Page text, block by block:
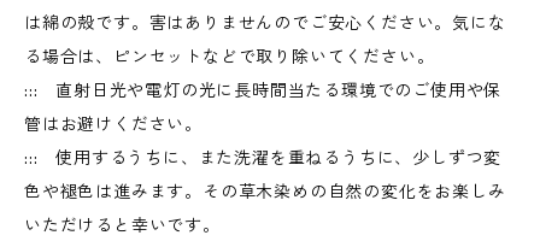
は綿の殻です。害はありませんのでご安心ください。気にな
る場合は、ピンセットなどで取り除いてください。
::: 直射日光や電灯の光に長時間当たる環境でのご使用や保
管はお避けください。
::: 使用するうちに、また洗濯を重ねるうちに、少しずつ変
色や褪色は進みます。その草木染めの自然の変化をお楽しみ
いただけると幸いです。